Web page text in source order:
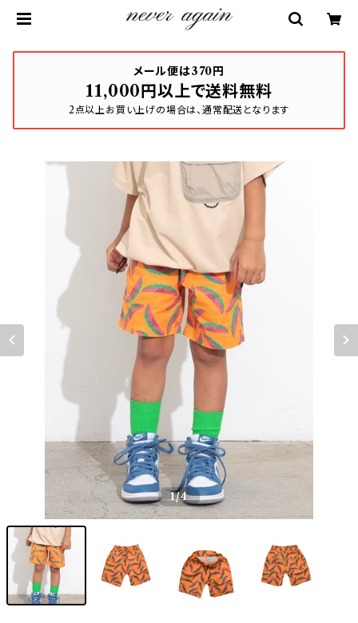
メール便は370円
11,000円以上で送料無料
2点以上お買い上げの場合は、通常配送となります
1/4